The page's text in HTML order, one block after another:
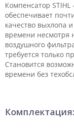
Компенсатор
обеспечивает
качество выхлопа
времени несмотря
воздушного
требуется только
Становится
времени без
Комплектация: